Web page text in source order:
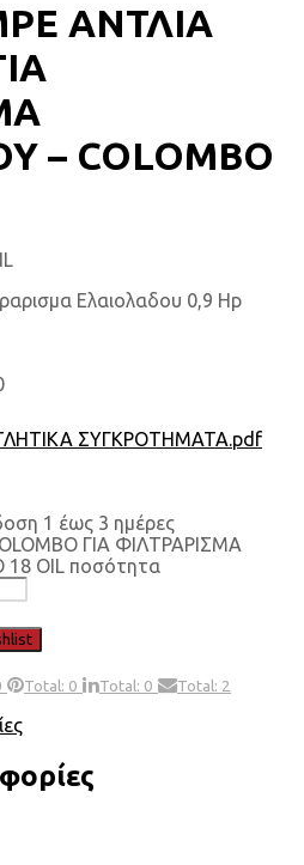
ΑΝΤΛΙΑ
– COLOMBO
Ελαιολαδου 0,9 Hp
ΣΥΓΚΡΟΤΗΜΑΤΑ.pdf
1 έως 3 ημέρες
ΓΙΑ ΦΙΛΤΡΑΡΙΣΜΑ
18 OIL ποσότητα
Total: 0 Total: 0 Total: 2